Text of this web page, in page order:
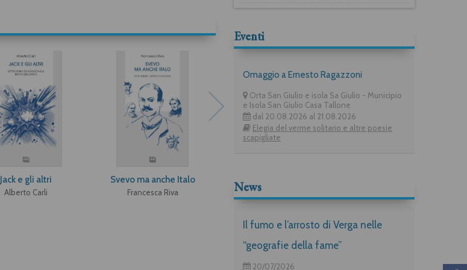
Jack e gli altri
Alberto Carli
Svevo ma anche Italo
Francesca Riva
Eventi
Omaggio a Ernesto Ragazzoni
Orta San Giulio e isola Sa Giulio - Municipio
e Isola San Giulio Casa Tallone
dal 20.08.2026 al 21.08.2026
Elegia del verme solitario e altre poesie
scapigliate
News
Il fumo e l’arrosto di Verga nelle
“geografie della fame”
20/07/2026